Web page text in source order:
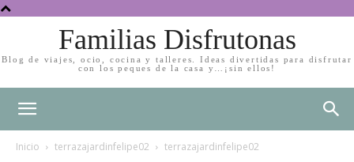
Familias Disfrutonas
Blog de viajes, ocio, cocina y talleres. Ideas divertidas para disfrutar
con los peques de la casa y…¡sin ellos!
Inicio terrazajardinfelipe02 terrazajardinfelipe02